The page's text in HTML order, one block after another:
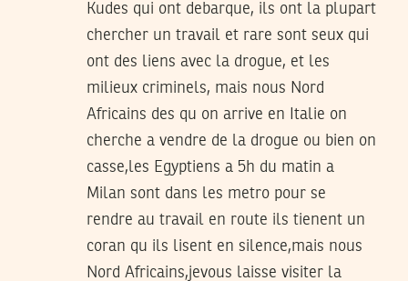
Kudes qui ont debarque, ils ont la plupart
chercher un travail et rare sont seux qui
ont des liens avec la drogue, et les
milieux criminels, mais nous Nord
Africains des qu on arrive en Italie on
cherche a vendre de la drogue ou bien on
casse,les Egyptiens a 5h du matin a
Milan sont dans les metro pour se
rendre au travail en route ils tienent un
coran qu ils lisent en silence,mais nous
Nord Africains,jevous laisse visiter la